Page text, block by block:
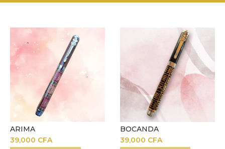
ARIMA
39,000 CFA
BOCANDA
39,000 CFA